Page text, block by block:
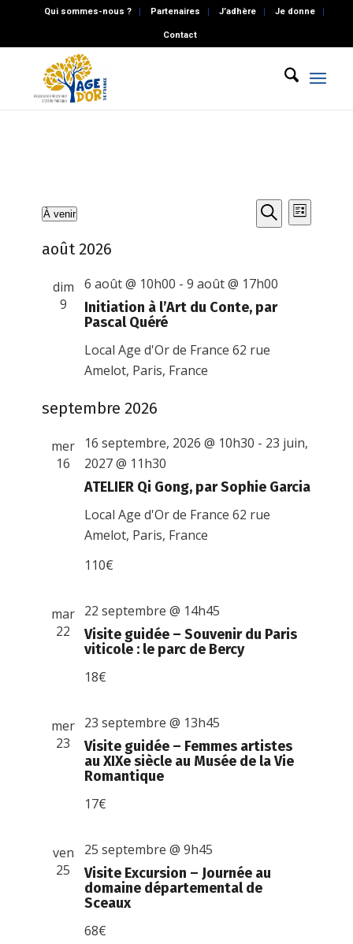
Qui sommes-nous ? Partenaires J’adhère Je donne
Contact
Évènements
et
de
vues
Recherche
de
Liste
À venir
une
août 2026
dim
9
Initiation à l’Art du Conte, par
Pascal Quéré
6 août @ 10h00 -9 août @ 17h00
Local Age d'Or de France62 rue
Amelot, Paris, France
septembre 2026
mer
16
ATELIER Qi Gong, par Sophie Garcia
16 septembre, 2026 @ 10h30 - 23 juin,
2027 @ 11h30
Local Age d'Or de France62 rue
Amelot, Paris, France
110€
mar
22
Visite guidée – Souvenir du Paris
viticole : le parc de Bercy
22 septembre @ 14h45
18€
mer
23
Visite guidée – Femmes artistes
au XIXe siècle au Musée de la Vie
Romantique
23 septembre @ 13h45
17€
ven
25
Visite Excursion – Journée au
domaine départemental de
Sceaux
25 septembre @ 9h45
68€